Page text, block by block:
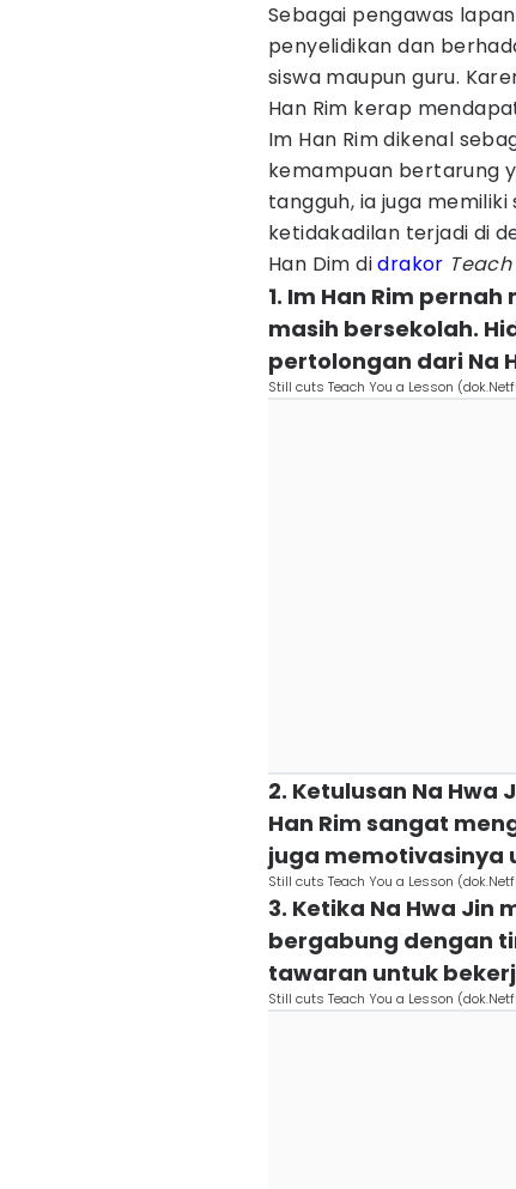
Sebagai pengawas
penyelidikan dan
siswa maupun guru.
Han Rim kerap
Im Han Rim dikenal
kemampuan bertarung
tangguh, ia juga
ketidakadilan terjadi di
Han Dim didrakor Teach
1. Im Han Rim
masih bersekolah.
pertolongan dari Na
Still cuts Teach You a Lesson
2. Ketulusan Na
Han Rim sangat
juga memotivasinya
Still cuts Teach You a Lesson
3. Ketika Na Hwa
bergabung dengan
tawaran untuk
Still cuts Teach You a Lesson